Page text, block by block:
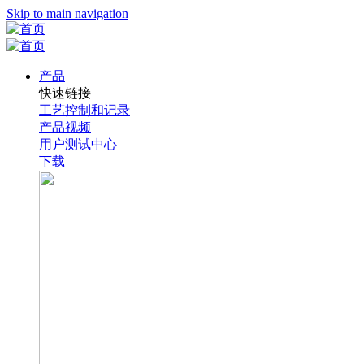
Skip to main navigation
产品
快速链接
工艺控制和记录
产品视频
用户测试中心
下载